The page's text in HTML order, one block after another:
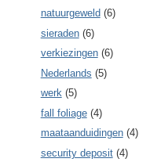
natuurgeweld (6)
sieraden (6)
verkiezingen (6)
Nederlands (5)
werk (5)
fall foliage (4)
maataanduidingen (4)
security deposit (4)